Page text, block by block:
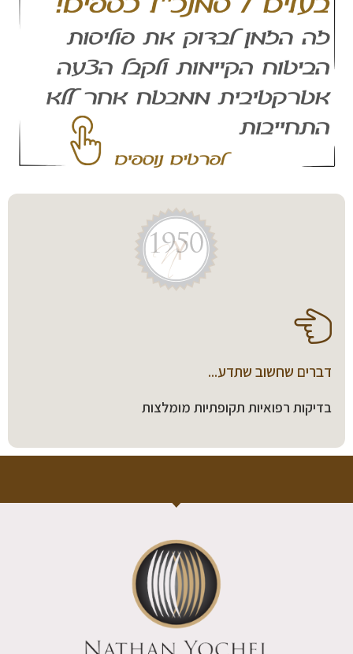
דברים שחשוב שתדע...
בדיקות רפואיות תקופתיות מומלצות